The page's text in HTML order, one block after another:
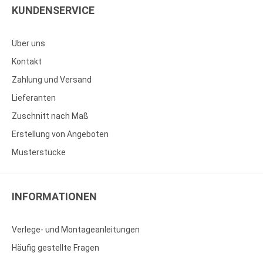
KUNDENSERVICE
Über uns
Kontakt
Zahlung und Versand
Lieferanten
Zuschnitt nach Maß
Erstellung von Angeboten
Musterstücke
INFORMATIONEN
Verlege- und Montageanleitungen
Häufig gestellte Fragen